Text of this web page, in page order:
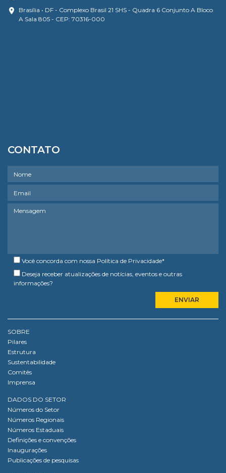
Brasília • DF - Complexo Brasil 21 SHS - Quadra 6 Conjunto A Bloco
A Sala 805 - CEP: 70316-000
CONTATO
Você concorda com nossa Política de Privacidade*
Deseja receber atualizações de notícias, eventos e outras
informações?
SOBRE
Pilares
Estrutura
Sustentabilidade
Comitês
Imprensa
DADOS DO SETOR
Números do Setor
Números Regionais
Números Estaduais
Definições e convenções
Inaugurações
Publicações de pesquisas